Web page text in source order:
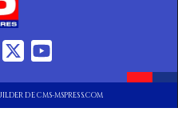
DE CMS-MSPRESS.COM